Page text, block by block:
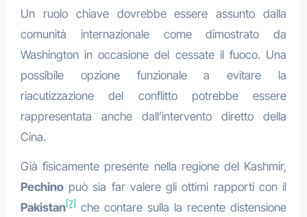
Un ruolo chiave dovrebbe essere assunto dalla
comunità internazionale come dimostrato da
Washington in occasione del cessate il fuoco. Una
possibile opzione funzionale a evitare la
riacutizzazione del conflitto potrebbe essere
rappresentata anche dall’intervento diretto della
Cina.
Già fisicamente presente nella regione del Kashmir,
Pechinopuò sia far valere gli ottimi rapporti con il
Pakistan[7] che contare sulla la recente distensione